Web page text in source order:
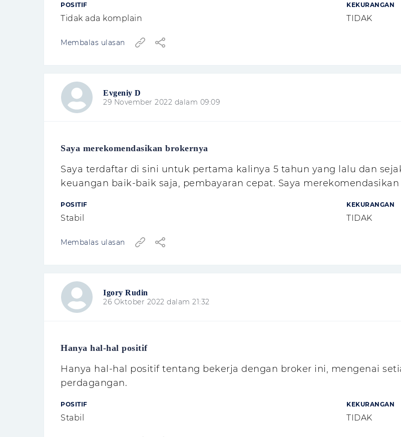
POSITIF
Tidak ada komplain
KEKURANGAN
TIDAK
Membalas ulasan
Evgeniy D
29 November 2022 dalam 09:09
Saya merekomendasikan brokernya
Saya terdaftar di sini untuk pertama kalinya 5 tahun yang lalu dan
keuangan baik-baik saja, pembayaran cepat. Saya
POSITIF
Stabil
KEKURANGAN
TIDAK
Membalas ulasan
Igory Rudin
26 Oktober 2022 dalam 21:32
Hanya hal-hal positif
Hanya hal-hal positif tentang bekerja dengan broker ini, mengenai
perdagangan.
POSITIF
Stabil
KEKURANGAN
TIDAK